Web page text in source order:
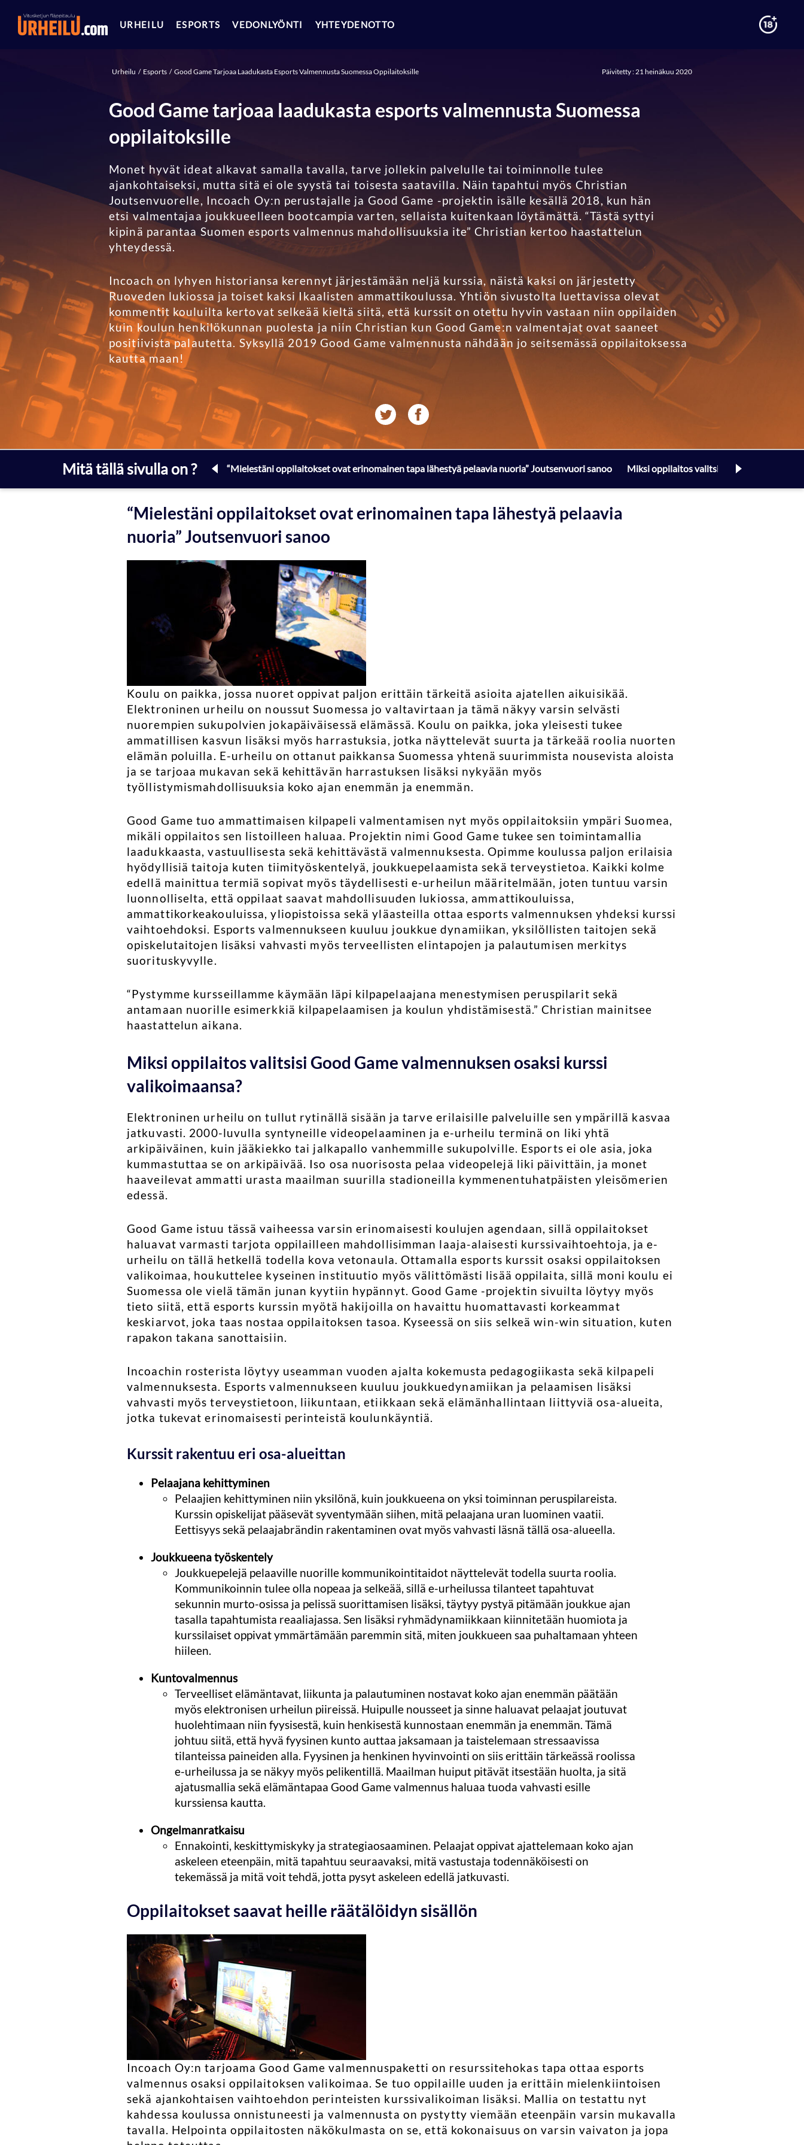
URHEILU ESPORTS VEDONLYÖNTI YHTEYDENOTTO
Urheilu Esports Good Game Tarjoaa Laadukasta Esports Valmennusta Suomessa Oppilaitoksille Päivitetty : 21 heinäkuu 2020
Good Game tarjoaa laadukasta esports valmennusta Suomessa
oppilaitoksille
Monet hyvät ideat alkavat samalla tavalla, tarve jollekin palvelulle tai toiminnolle tulee
ajankohtaiseksi, mutta sitä ei ole syystä tai toisesta saatavilla. Näin tapahtui myös Christian
Joutsenvuorelle, Incoach Oy:n perustajalle ja Good Game -projektin isälle kesällä 2018, kun hän
etsi valmentajaa joukkueelleen bootcampia varten, sellaista kuitenkaan löytämättä. “Tästä syttyi
kipinä parantaa Suomen esports valmennus mahdollisuuksia ite” Christian kertoo haastattelun
yhteydessä.
Incoach on lyhyen historiansa kerennyt järjestämään neljä kurssia, näistä kaksi on järjestetty
Ruoveden lukiossa ja toiset kaksi Ikaalisten ammattikoulussa. Yhtiön sivustolta luettavissa olevat
kommentit kouluilta kertovat selkeää kieltä siitä, että kurssit on otettu hyvin vastaan niin oppilaiden
kuin koulun henkilökunnan puolesta ja niin Christian kun Good Game:n valmentajat ovat saaneet
positiivista palautetta. Syksyllä 2019 Good Game valmennusta nähdään jo seitsemässä oppilaitoksessa
kautta maan!
Mitä tällä sivulla on ? “Mielestäni oppilaitokset ovat erinomainen tapa lähestyä pelaavia nuoria” Joutsenvuori sanoo Miksi oppilaitos valitsisi Good Game
“Mielestäni oppilaitokset ovat erinomainen tapa lähestyä pelaavia
nuoria” Joutsenvuori sanoo
Koulu on paikka, jossa nuoret oppivat paljon erittäin tärkeitä asioita ajatellen aikuisikää.
Elektroninen urheilu on noussut Suomessa jo valtavirtaan ja tämä näkyy varsin selvästi
nuorempien sukupolvien jokapäiväisessä elämässä. Koulu on paikka, joka yleisesti tukee
ammatillisen kasvun lisäksi myös harrastuksia, jotka näyttelevät suurta ja tärkeää roolia nuorten
elämän poluilla. E-urheilu on ottanut paikkansa Suomessa yhtenä suurimmista nousevista aloista
ja se tarjoaa mukavan sekä kehittävän harrastuksen lisäksi nykyään myös
työllistymismahdollisuuksia koko ajan enemmän ja enemmän.
Good Game tuo ammattimaisen kilpapeli valmentamisen nyt myös oppilaitoksiin ympäri Suomea,
mikäli oppilaitos sen listoilleen haluaa. Projektin nimi Good Game tukee sen toimintamallia
laadukkaasta, vastuullisesta sekä kehittävästä valmennuksesta. Opimme koulussa paljon erilaisia
hyödyllisiä taitoja kuten tiimityöskentelyä, joukkuepelaamista sekä terveystietoa. Kaikki kolme
edellä mainittua termiä sopivat myös täydellisesti e-urheilun määritelmään, joten tuntuu varsin
luonnolliselta, että oppilaat saavat mahdollisuuden lukiossa, ammattikouluissa,
ammattikorkeakouluissa, yliopistoissa sekä yläasteilla ottaa esports valmennuksen yhdeksi kurssi
vaihtoehdoksi. Esports valmennukseen kuuluu joukkue dynamiikan, yksilöllisten taitojen sekä
opiskelutaitojen lisäksi vahvasti myös terveellisten elintapojen ja palautumisen merkitys
suorituskyvylle.
“Pystymme kursseillamme käymään läpi kilpapelaajana menestymisen peruspilarit sekä
antamaan nuorille esimerkkiä kilpapelaamisen ja koulun yhdistämisestä.” Christian mainitsee
haastattelun aikana.
Miksi oppilaitos valitsisi Good Game valmennuksen osaksi kurssi
valikoimaansa?
Elektroninen urheilu on tullut rytinällä sisään ja tarve erilaisille palveluille sen ympärillä kasvaa
jatkuvasti. 2000-luvulla syntyneille videopelaaminen ja e-urheilu terminä on liki yhtä
arkipäiväinen, kuin jääkiekko tai jalkapallo vanhemmille sukupolville. Esports ei ole asia, joka
kummastuttaa se on arkipäivää. Iso osa nuorisosta pelaa videopelejä liki päivittäin, ja monet
haaveilevat ammatti urasta maailman suurilla stadioneilla kymmenentuhatpäisten yleisömerien
edessä.
Good Game istuu tässä vaiheessa varsin erinomaisesti koulujen agendaan, sillä oppilaitokset
haluavat varmasti tarjota oppilailleen mahdollisimman laaja-alaisesti kurssivaihtoehtoja, ja e-
urheilu on tällä hetkellä todella kova vetonaula. Ottamalla esports kurssit osaksi oppilaitoksen
valikoimaa, houkuttelee kyseinen instituutio myös välittömästi lisää oppilaita, sillä moni koulu ei
Suomessa ole vielä tämän junan kyytiin hypännyt. Good Game -projektin sivuilta löytyy myös
tieto siitä, että esports kurssin myötä hakijoilla on havaittu huomattavasti korkeammat
keskiarvot, joka taas nostaa oppilaitoksen tasoa. Kyseessä on siis selkeä win-win situation, kuten
rapakon takana sanottaisiin.
Incoachin rosterista löytyy useamman vuoden ajalta kokemusta pedagogiikasta sekä kilpapeli
valmennuksesta. Esports valmennukseen kuuluu joukkuedynamiikan ja pelaamisen lisäksi
vahvasti myös terveystietoon, liikuntaan, etiikkaan sekä elämänhallintaan liittyviä osa-alueita,
jotka tukevat erinomaisesti perinteistä koulunkäyntiä.
Kurssit rakentuu eri osa-alueittan
Pelaajana kehittyminen
Pelaajien kehittyminen niin yksilönä, kuin joukkueena on yksi toiminnan peruspilareista.
Kurssin opiskelijat pääsevät syventymään siihen, mitä pelaajana uran luominen vaatii.
Eettisyys sekä pelaajabrändin rakentaminen ovat myös vahvasti läsnä tällä osa-alueella.
Joukkueena työskentely
Joukkuepelejä pelaaville nuorille kommunikointitaidot näyttelevät todella suurta roolia.
Kommunikoinnin tulee olla nopeaa ja selkeää, sillä e-urheilussa tilanteet tapahtuvat
sekunnin murto-osissa ja pelissä suorittamisen lisäksi, täytyy pystyä pitämään joukkue ajan
tasalla tapahtumista reaaliajassa. Sen lisäksi ryhmädynamiikkaan kiinnitetään huomiota ja
kurssilaiset oppivat ymmärtämään paremmin sitä, miten joukkueen saa puhaltamaan yhteen
hiileen.
Kuntovalmennus
Terveelliset elämäntavat, liikunta ja palautuminen nostavat koko ajan enemmän päätään
myös elektronisen urheilun piireissä. Huipulle nousseet ja sinne haluavat pelaajat joutuvat
huolehtimaan niin fyysisestä, kuin henkisestä kunnostaan enemmän ja enemmän. Tämä
johtuu siitä, että hyvä fyysinen kunto auttaa jaksamaan ja taistelemaan stressaavissa
tilanteissa paineiden alla. Fyysinen ja henkinen hyvinvointi on siis erittäin tärkeässä roolissa
e-urheilussa ja se näkyy myös pelikentillä. Maailman huiput pitävät itsestään huolta, ja sitä
ajatusmallia sekä elämäntapaa Good Game valmennus haluaa tuoda vahvasti esille
kurssiensa kautta.
Ongelmanratkaisu
Ennakointi, keskittymiskyky ja strategiaosaaminen. Pelaajat oppivat ajattelemaan koko ajan
askeleen eteenpäin, mitä tapahtuu seuraavaksi, mitä vastustaja todennäköisesti on
tekemässä ja mitä voit tehdä, jotta pysyt askeleen edellä jatkuvasti.
Oppilaitokset saavat heille räätälöidyn sisällön
Incoach Oy:n tarjoama Good Game valmennuspaketti on resurssitehokas tapa ottaa esports
valmennus osaksi oppilaitoksen valikoimaa. Se tuo oppilaille uuden ja erittäin mielenkiintoisen
sekä ajankohtaisen vaihtoehdon perinteisten kurssivalikoiman lisäksi. Mallia on testattu nyt
kahdessa koulussa onnistuneesti ja valmennusta on pystytty viemään eteenpäin varsin mukavalla
tavalla. Helpointa oppilaitosten näkökulmasta on se, että kokonaisuus on varsin vaivaton ja jopa